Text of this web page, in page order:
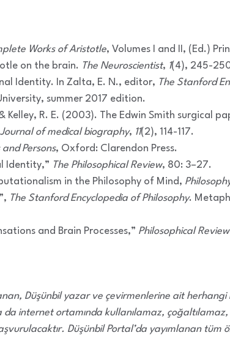
Works of Aristotle, Volumes I and II, (Ed.)
on the brain. The Neuroscientist, 1(4), 245-
Identity. In Zalta, E. N., editor, The Stanford
summer 2017 edition.
Kelley, R. E. (2003). The Edwin Smith surgical
Journal of medical biography, 11(2), 114-117.
and Persons, Oxford: Clarendon Press.
Identity,” The Philosophical Review, 80: 3–27.
in the Philosophy of Mind,
The Stanford Encyclopedia of Philosophy.
and Brain Processes,” Philosophical Review
Düşünbil yazar ve çevirmenlerine ait
da internet ortamında kullanılamaz,
Düşünbil Portal’da yayımlanan tüm